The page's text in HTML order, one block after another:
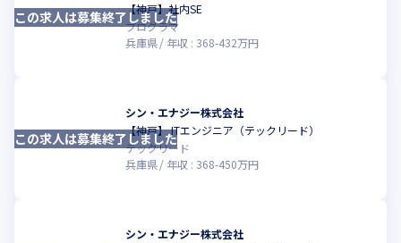
【神戸】社内SE
プログラマ
兵庫県
年収 : 368-432万円
この求人は募集終了しました
シン・エナジー株式会社
【神戸】 ITエンジニア（テックリード）
テックリード
兵庫県
年収 : 368-450万円
この求人は募集終了しました
シン・エナジー株式会社